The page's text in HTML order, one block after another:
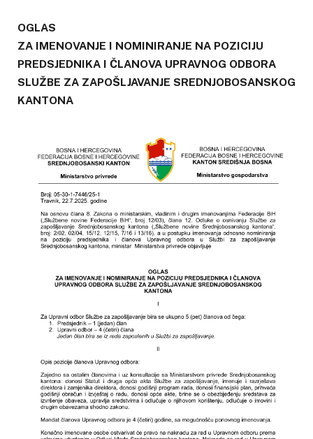
OGLAS
ZA IMENOVANJE I NOMINIRANJE NA POZICIJU
PREDSJEDNIKA I ČLANOVA UPRAVNOG ODBORA
SLUŽBE ZA ZAPOŠLJAVANJE SREDNJOBOSANSKOG
KANTONA